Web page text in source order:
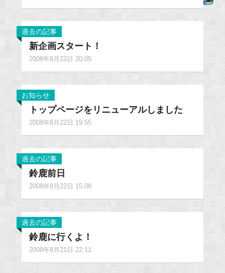
過去の記事
新企画スタート！
2008年8月22日 20:05
お知らせ
トップページをリニューアルしました
2008年8月22日 19:55
過去の記事
鈴鹿前日
2008年8月22日 15:08
過去の記事
鈴鹿に行くよ！
2008年8月21日 22:11